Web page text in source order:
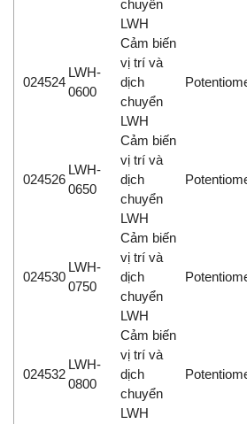
chuyển
LWH
024524
LWH-
0600
Cảm biến
vị trí và
dịch
chuyển
LWH
024526
LWH-
0650
Cảm biến
vị trí và
dịch
chuyển
LWH
024530
LWH-
0750
Cảm biến
vị trí và
dịch
chuyển
LWH
024532
LWH-
0800
Cảm biến
vị trí và
dịch
chuyển
LWH